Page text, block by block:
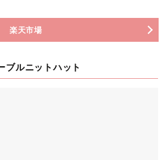
楽天市場
ブルニットハット